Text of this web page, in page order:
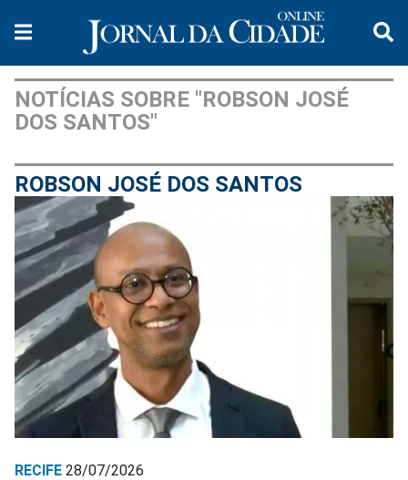
NOTÍCIAS SOBRE "ROBSON JOSÉ
DOS SANTOS"
ROBSON JOSÉ DOS SANTOS
RECIFE 28/07/2026